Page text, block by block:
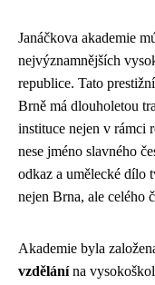
Janáčkova akademie
nejvýznamnějších
republice. Tato
Brně má dlouholetou
instituce nejen v rámci
nese jméno slavného
odkaz a umělecké dílo
nejen Brna, ale celého
Akademie byla
vzdělánína